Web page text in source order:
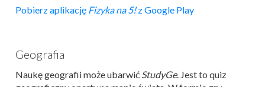
Pobierz aplikację Fizyka na 5!z Google Play
Geografia
Naukę geografii może ubarwić StudyGe. Jest to quiz